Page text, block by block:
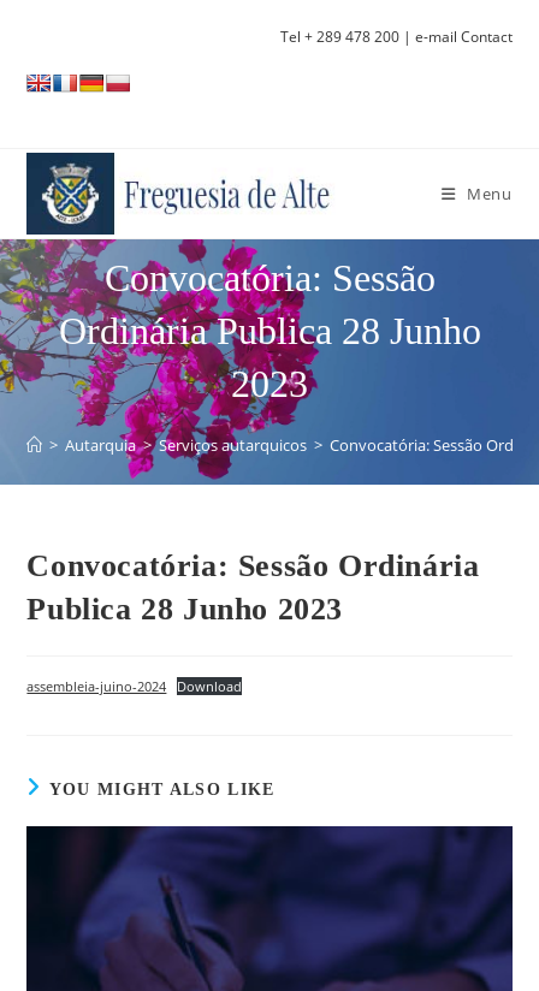
content
Tel + 289 478 200| e-mail Contact
Menu
Convocatória: Sessão
Ordinária Publica 28 Junho
2023
> Autarquia > Serviços autarquicos > Convocatória: Sessão
Convocatória: Sessão Ordinária
Publica 28 Junho 2023
assembleia-juino-2024 Download
YOU MIGHT ALSO LIKE